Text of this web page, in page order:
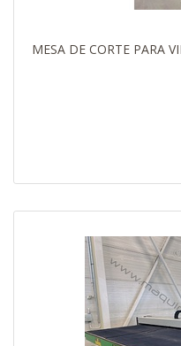
MESA DE CORTE PARA